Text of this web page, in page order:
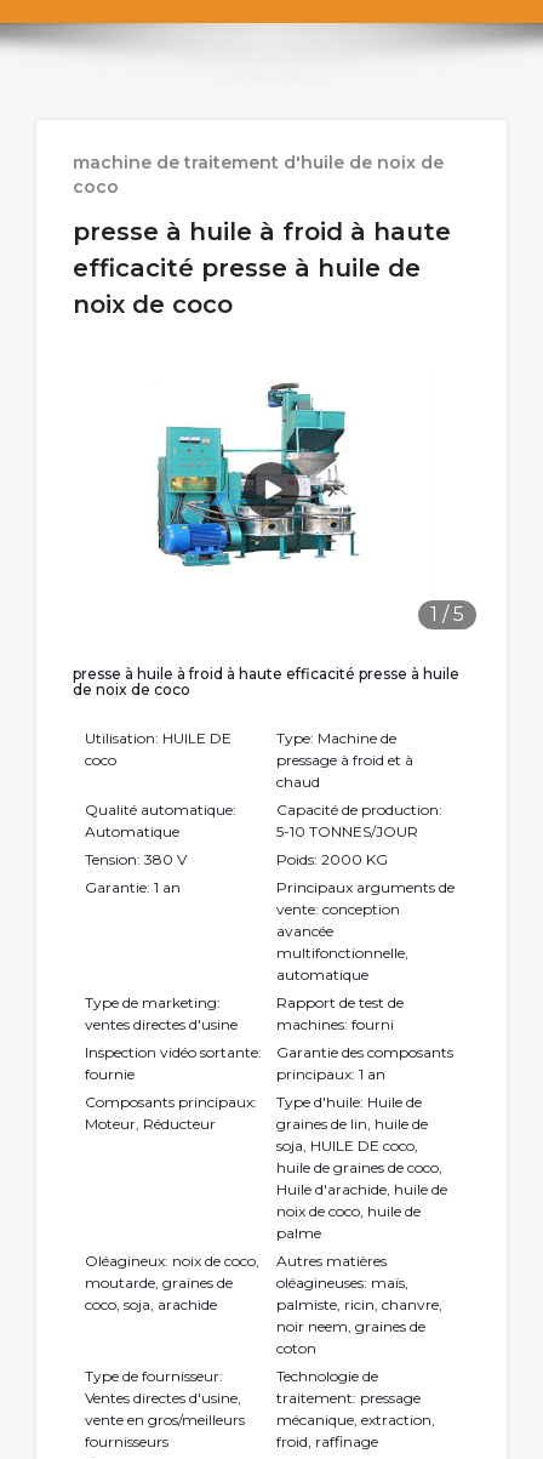
machine de traitement d'huile de noix de
coco
presse à huile à froid à haute
efficacité presse à huile de
noix de coco
1 /5
presse à huile à froid à haute efficacité presse à huile
de noix de coco
Utilisation: HUILE DE
coco
Type: Machine de
pressage à froid et à
chaud
Qualité automatique:
Automatique
Capacité de production:
5-10 TONNES/JOUR
Tension: 380 V
Poids: 2000 KG
Garantie: 1 an
Principaux arguments de
vente: conception
avancée
multifonctionnelle,
automatique
Type de marketing:
ventes directes d'usine
Rapport de test de
machines: fourni
Inspection vidéo sortante:
fournie
Garantie des composants
principaux: 1 an
Composants principaux:
Moteur, Réducteur
Type d'huile: Huile de
graines de lin, huile de
soja, HUILE DE coco,
huile de graines de coco,
Huile d'arachide, huile de
noix de coco, huile de
palme
Oléagineux: noix de coco,
moutarde, graines de
coco, soja, arachide
Autres matières
oléagineuses: maïs,
palmiste, ricin, chanvre,
noir neem, graines de
coton
Type de fournisseur:
Ventes directes d'usine,
vente en gros/meilleurs
fournisseurs
Technologie de
traitement: pressage
mécanique, extraction,
froid, raffinage